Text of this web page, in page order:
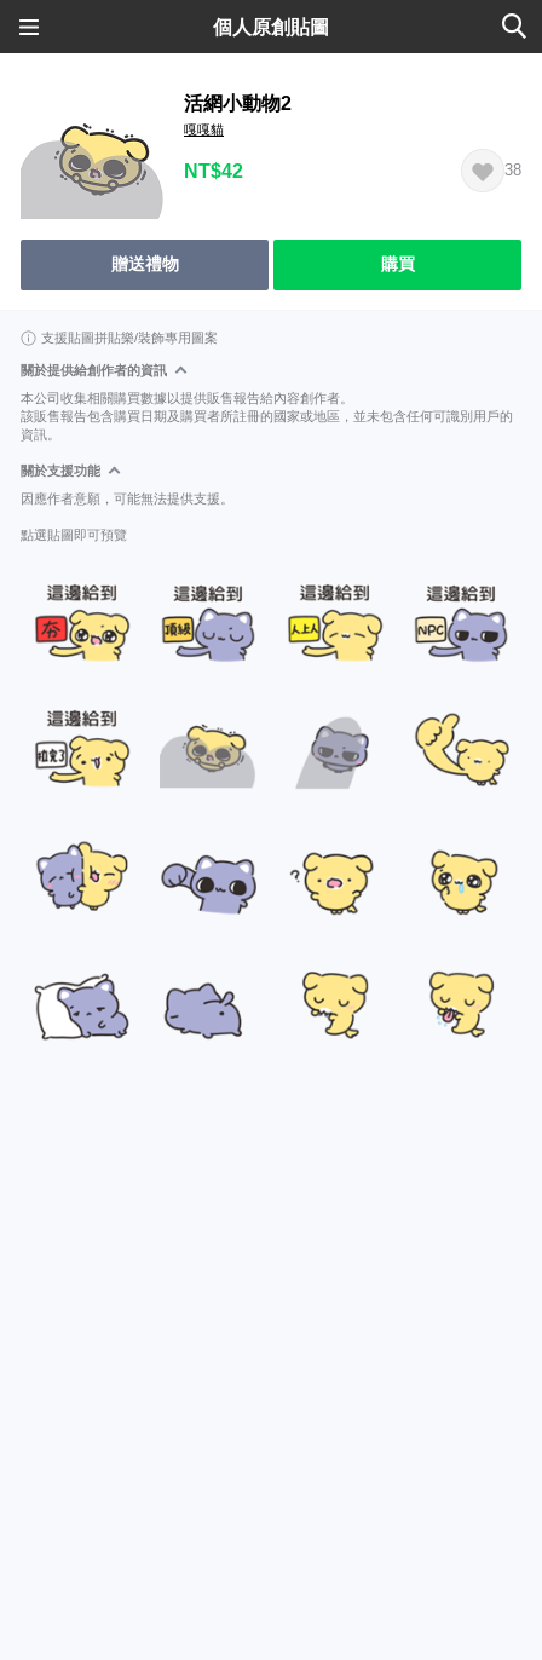
個人原創貼圖
活網小動物2
嘎嘎貓
NT$42 38
贈送禮物 購買
支援貼圖拼貼樂/裝飾專用圖案
關於提供給創作者的資訊
本公司收集相關購買數據以提供販售報告給內容創作者。
該販售報告包含購買日期及購買者所註冊的國家或地區，並未包含任何可識別用戶的
資訊。
關於支援功能
因應作者意願，可能無法提供支援。
點選貼圖即可預覽